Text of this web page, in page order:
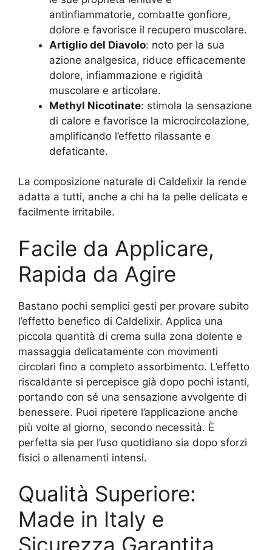
antinfiammatorie, combatte gonfiore,
dolore e favorisce il recupero muscolare.
Artiglio del Diavolo: noto per la sua
azione analgesica, riduce efficacemente
dolore, infiammazione e rigidità
muscolare e articolare.
Methyl Nicotinate: stimola la sensazione
di calore e favorisce la microcircolazione,
amplificando l’effetto rilassante e
defaticante.
La composizione naturale di Caldelixir la rende
adatta a tutti, anche a chi ha la pelle delicata e
facilmente irritabile.
Facile da Applicare,
Rapida da Agire
Bastano pochi semplici gesti per provare subito
l’effetto benefico di Caldelixir. Applica una
piccola quantità di crema sulla zona dolente e
massaggia delicatamente con movimenti
circolari fino a completo assorbimento. L’effetto
riscaldante si percepisce già dopo pochi istanti,
portando con sé una sensazione avvolgente di
benessere. Puoi ripetere l’applicazione anche
più volte al giorno, secondo necessità. È
perfetta sia per l’uso quotidiano sia dopo sforzi
fisici o allenamenti intensi.
Qualità Superiore:
Made in Italy e
Sicurezza Garantita